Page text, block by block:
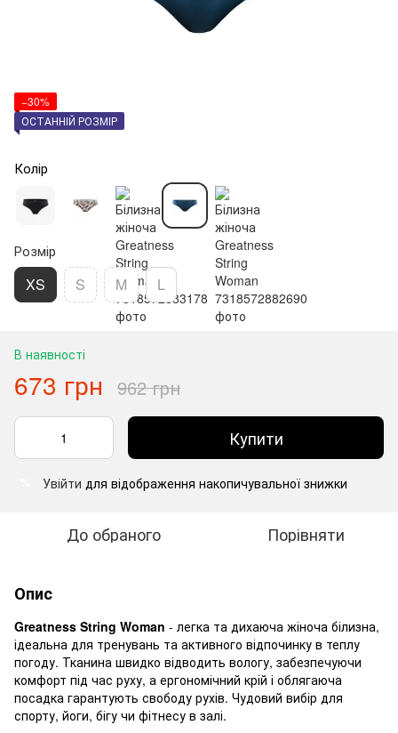
−30%
ОСТАННІЙ РОЗМІР
Колір
Розмір
XS S M L
В наявності
673 грн 962 грн
Купити
Увійти для відображення накопичувальної знижки
До обраного Порівняти
Опис
Greatness String Woman - легка та дихаюча жіноча білизна,
ідеальна для тренувань та активного відпочинку в теплу
погоду. Тканина швидко відводить вологу, забезпечуючи
комфорт під час руху, а ергономічний крій і облягаюча
посадка гарантують свободу рухів. Чудовий вибір для
спорту, йоги, бігу чи фітнесу в залі.